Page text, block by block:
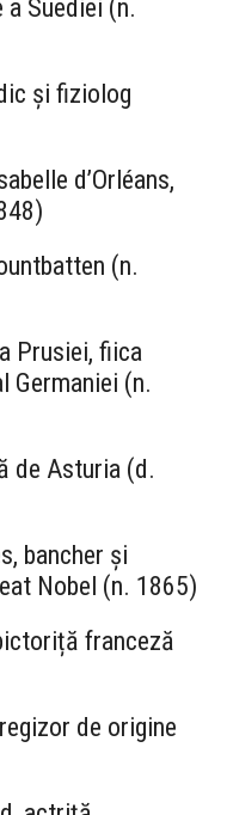
a Suediei (n.
și fiziolog
d’Orléans,
(n.
Prusiei, fiica
Germaniei (n.
de Asturia (d.
bancher și
Nobel (n. 1865)
franceză
de origine